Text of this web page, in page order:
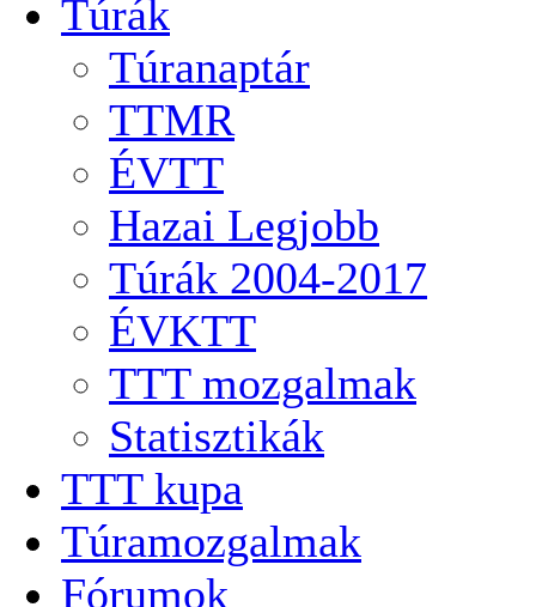
Túrák
Túranaptár
TTMR
ÉVTT
Hazai Legjobb
Túrák 2004-2017
ÉVKTT
TTT mozgalmak
Statisztikák
TTT kupa
Túramozgalmak
Fórumok